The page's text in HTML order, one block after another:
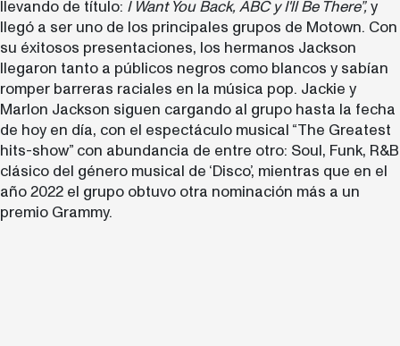
llevando de título: I Want You Back, ABC y I'll Be There”,y
llegó a ser uno de los principales grupos de Motown. Con
su éxitosos presentaciones, los hermanos Jackson
llegaron tanto a públicos negros como blancos y sabían
romper barreras raciales en la música pop. Jackie y
Marlon Jackson siguen cargando al grupo hasta la fecha
de hoy en día, con el espectáculo musical “The Greatest
hits-show” con abundancia de entre otro: Soul, Funk, R&B
clásico del género musical de ‘Disco’, mientras que en el
año 2022 el grupo obtuvo otra nominación más a un
premio Grammy.